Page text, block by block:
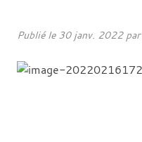
Publié le 30 janv. 2022par